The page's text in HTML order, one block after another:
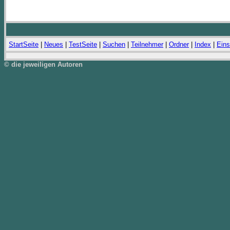
StartSeite Neues TestSeite Suchen Teilnehmer| Ordner| Index
© die jeweiligen Autoren